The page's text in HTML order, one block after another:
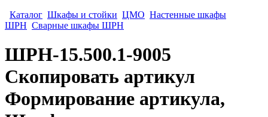
Каталог Шкафы и стойки ЦМО Настенные шкафы
ШРН Сварные шкафы ШРН
ШРН-15.500.1-9005
Скопировать артикул
Формирование артикула,